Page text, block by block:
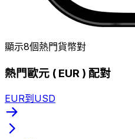
顯示8個熱門貨幣對
熱門歐元 ( EUR ) 配對
EUR到USD